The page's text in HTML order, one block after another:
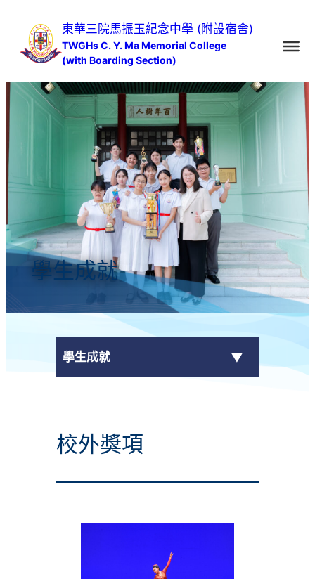
內
東華三院馬振玉紀念中學 (附設宿舍)
TWGHs C. Y. Ma Memorial College
(with Boarding Section)
學生成就
學生成就
校外獎項
學校活動
校外獎項